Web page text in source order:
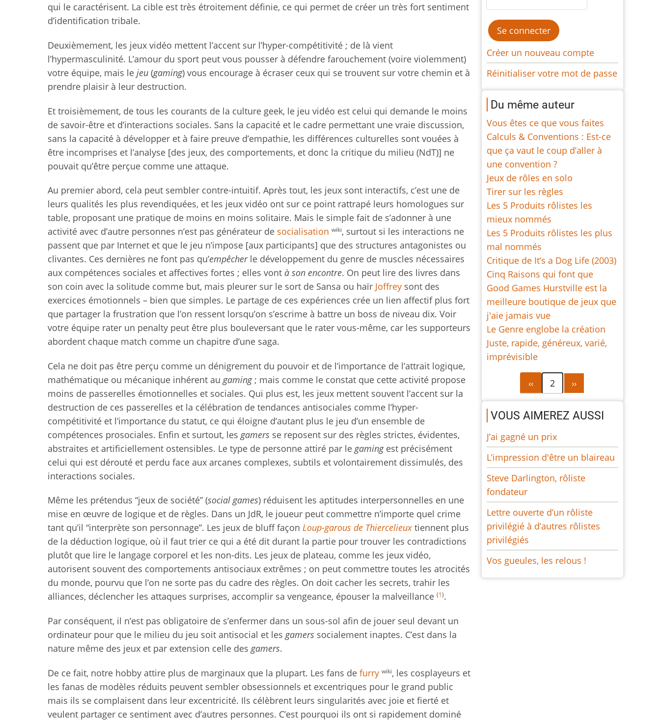
qui le caractérisent. La cible est très étroitement définie, ce qui permet de créer un très fort sentiment
d’identification tribale.
Deuxièmement, les jeux vidéo mettent l’accent sur l’hyper-compétitivité ; de là vient
l’hypermasculinité. L’amour du sport peut vous pousser à défendre farouchement (voire violemment)
votre équipe, mais le jeu (gaming) vous encourage à écraser ceux qui se trouvent sur votre chemin et à
prendre plaisir à leur destruction.
Et troisièmement, de tous les courants de la culture geek, le jeu vidéo est celui qui demande le moins
de savoir-être et d’interactions sociales. Sans la capacité et le cadre permettant une vraie discussion,
sans la capacité à développer et à faire preuve d’empathie, les différences culturelles sont vouées à
être incomprises et l’analyse [des jeux, des comportements, et donc la critique du milieu (NdT)] ne
pouvait qu’être perçue comme une attaque.
Au premier abord, cela peut sembler contre-intuitif. Après tout, les jeux sont interactifs, c’est une de
leurs qualités les plus revendiquées, et les jeux vidéo ont sur ce point rattrapé leurs homologues sur
table, proposant une pratique de moins en moins solitaire. Mais le simple fait de s’adonner à une
activité avec d’autre personnes n’est pas générateur de socialisation wiki, surtout si les interactions ne
passent que par Internet et que le jeu n’impose [aux participants] que des structures antagonistes ou
clivantes. Ces dernières ne font pas qu’empêcherle développement du genre de muscles nécessaires
aux compétences sociales et affectives fortes ; elles vont à son encontre. On peut lire des livres dans
son coin avec la solitude comme but, mais pleurer sur le sort de Sansa ou haïr Joffrey sont des
exercices émotionnels – bien que simples. Le partage de ces expériences crée un lien affectif plus fort
que partager la frustration que l’on ressent lorsqu’on s’escrime à battre un boss de niveau dix. Voir
votre équipe rater un penalty peut être plus bouleversant que le rater vous-même, car les supporteurs
abordent chaque match comme un chapitre d’une saga.
Cela ne doit pas être perçu comme un dénigrement du pouvoir et de l’importance de l’attrait logique,
mathématique ou mécanique inhérent augaming; mais comme le constat que cette activité propose
moins de passerelles émotionnelles et sociales. Qui plus est, les jeux mettent souvent l’accent sur la
destruction de ces passerelles et la célébration de tendances antisociales comme l’hyper-
compétitivité et l’importance du statut, ce qui éloigne d’autant plus le jeu d’un ensemble de
compétences prosociales. Enfin et surtout, lesgamers se reposent sur des règles strictes, évidentes,
abstraites et artificiellement ostensibles. Le type de personne attiré par legamingest précisément
celui qui est dérouté et perdu face aux arcanes complexes, subtils et volontairement dissimulés, des
interactions sociales.
Même les prétendus “jeux de société” (social games) réduisent les aptitudes interpersonnelles en une
mise en œuvre de logique et de règles. Dans un JdR, le joueur peut commettre n’importe quel crime
tant qu’il “interprète son personnage”. Les jeux de bluff façon Loup-garous de Thiercelieux tiennent plus
de la déduction logique, où il faut trier ce qui a été dit durant la partie pour trouver les contradictions
plutôt que lire le langage corporel et les non-dits. Les jeux de plateau, comme les jeux vidéo,
autorisent souvent des comportements antisociaux extrêmes ; on peut commettre toutes les atrocités
du monde, pourvu que l’on ne sorte pas du cadre des règles. On doit cacher les secrets, trahir les
alliances, déclencher les attaques surprises, accomplir sa vengeance, épouser la malveillance (1).
Par conséquent, il n’est pas obligatoire de s’enfermer dans un sous-sol afin de jouer seul devant un
ordinateur pour que le milieu du jeu soit antisocial et lesgamers socialement inaptes. C’est dans la
nature même des jeux et par extension celle desgamers.
De ce fait, notre hobby attire plus de marginaux que la plupart. Les fans de furry wiki, les cosplayeurs et
les fanas de modèles réduits peuvent sembler obsessionnels et excentriques pour le grand public
mais ils se complaisent dans leur excentricité. Ils célèbrent leurs singularités avec joie et fierté et
veulent partager ce sentiment avec d’autres personnes. C’est pourquoi ils ont si rapidement dominé
Créer un nouveau compte
Réinitialiser votre mot de passe
Du même auteur
Vous êtes ce que vous faites
Calculs & Conventions : Est-ce
que ça vaut le coup d’aller à
une convention ?
Jeux de rôles en solo
Tirer sur les règles
Les 5 Produits rôlistes les
mieux nommés
Les 5 Produits rôlistes les plus
mal nommés
Critique de It’s a Dog Life (2003)
Cinq Raisons qui font que
Good Games Hurstville est la
meilleure boutique de jeux que
j'aie jamais vue
Le Genre englobe la création
Juste, rapide, généreux, varié,
imprévisible
Pagination
Page
précédente
‹‹ 2
Page
suivante
››
VOUS AIMEREZ AUSSI
J’ai gagné un prix
L’impression d'être un blaireau
Steve Darlington, rôliste
fondateur
Lettre ouverte d’un rôliste
privilégié à d’autres rôlistes
privilégiés
Vos gueules, les relous !